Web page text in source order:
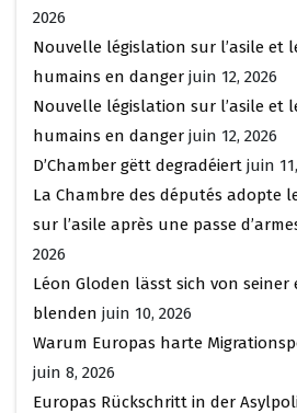
2026
Nouvelle législation sur l’asile et
humains en danger juin 12, 2026
Nouvelle législation sur l’asile et
humains en danger juin 12, 2026
D’Chamber gëtt degradéiert juin
La Chambre des députés adopte
sur l’asile après une passe
2026
Léon Gloden lässt sich von seiner
blenden juin 10, 2026
Warum Europas harte
juin 8, 2026
Europas Rückschritt in der